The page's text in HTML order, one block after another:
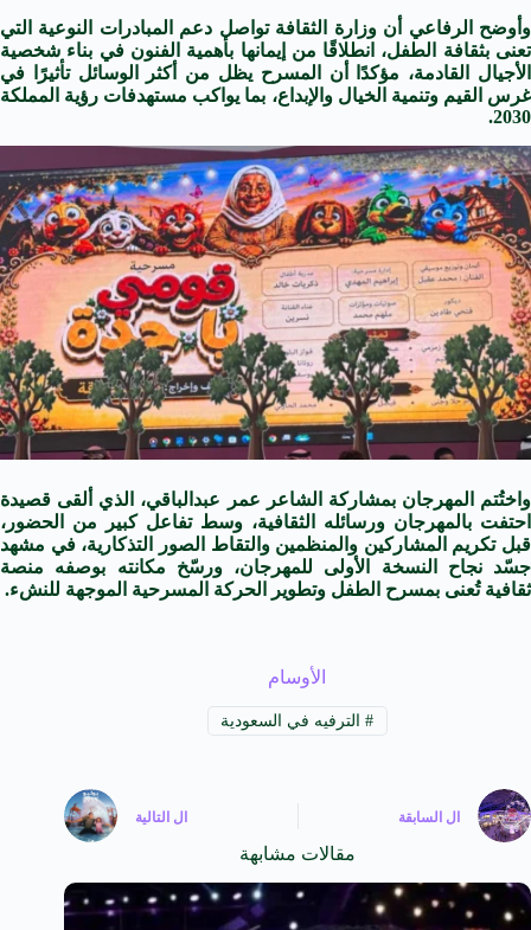
وأوضح الرفاعي أن وزارة الثقافة تواصل دعم المبادرات النوعية التي
تعنى بثقافة الطفل، انطلاقًا من إيمانها بأهمية الفنون في بناء شخصية
الأجيال القادمة، مؤكدًا أن المسرح يظل من أكثر الوسائل تأثيرًا في
غرس القيم وتنمية الخيال والإبداع، بما يواكب مستهدفات رؤية المملكة
2030.
واختُتم المهرجان بمشاركة الشاعر عمر عبدالباقي، الذي ألقى قصيدة
احتفت بالمهرجان ورسائله الثقافية، وسط تفاعل كبير من الحضور،
قبل تكريم المشاركين والمنظمين والتقاط الصور التذكارية، في مشهد
جسّد نجاح النسخة الأولى للمهرجان، ورسّخ مكانته بوصفه منصة
ثقافية تُعنى بمسرح الطفل وتطوير الحركة المسرحية الموجهة للنشء.
الأوسام
#الترفيه في السعودية
ال السابقة ال التالية
مقالات مشابهة